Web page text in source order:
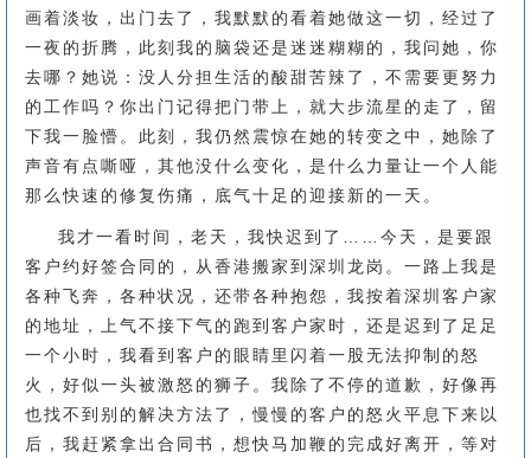
画着淡妆，出门去了，我默默的看着她做这一切，经过了
一夜的折腾，此刻我的脑袋还是迷迷糊糊的，我问她，你
去哪？她说：没人分担生活的酸甜苦辣了，不需要更努力
的工作吗？你出门记得把门带上，就大步流星的走了，留
下我一脸懵。此刻，我仍然震惊在她的转变之中，她除了
声音有点嘶哑，其他没什么变化，是什么力量让一个人能
那么快速的修复伤痛，底气十足的迎接新的一天。
我才一看时间，老天，我快迟到了……今天，是要跟
客户约好签合同的，从香港搬家到深圳龙岗。一路上我是
各种飞奔，各种状况，还带各种抱怨，我按着深圳客户家
的地址，上气不接下气的跑到客户家时，还是迟到了足足
一个小时，我看到客户的眼睛里闪着一股无法抑制的怒
火，好似一头被激怒的狮子。我除了不停的道歉，好像再
也找不到别的解决方法了，慢慢的客户的怒火平息下来以
后，我赶紧拿出合同书，想快马加鞭的完成好离开，等对